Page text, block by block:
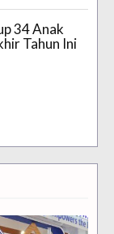
34 Anak
Tahun Ini